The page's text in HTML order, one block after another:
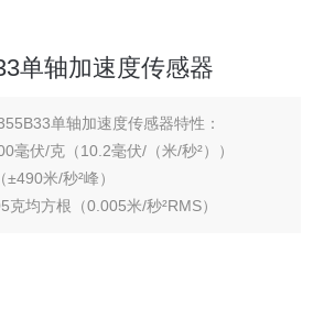
单轴加速度传感器
单轴加速度传感器特性：
毫伏/克（10.2毫伏/（米/秒²））
米/秒²峰）
均方根（0.005米/秒²RMS）